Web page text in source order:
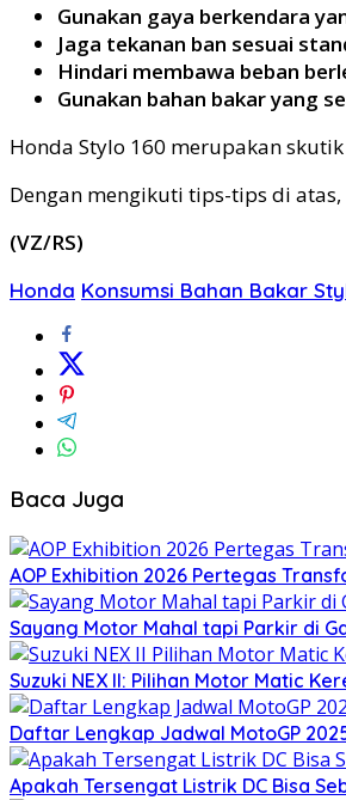
Gunakan gaya berkendara
Jaga tekanan ban sesuai
Hindari membawa beban
Gunakan bahan bakar yang
Honda Stylo 160 merupakan
Dengan mengikuti tips-tips di atas,
(VZ/RS)
Honda Konsumsi Bahan Bakar
Baca Juga
AOP Exhibition 2026 Pertegas
Sayang Motor Mahal tapi Parkir di
Suzuki NEX II: Pilihan Motor Matic
Daftar Lengkap Jadwal MotoGP
Apakah Tersengat Listrik DC Bisa